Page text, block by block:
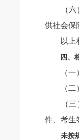
（六）
供社会保
以上材
四、
（一）
（二）
（三）
件、考生
未按